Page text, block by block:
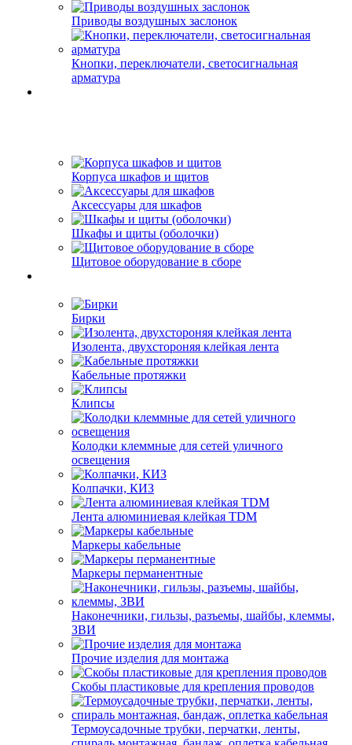
Приводы воздушных заслонок
Кнопки, переключатели, светосигнальная
арматура
Корпуса шкафов и щитов
Аксессуары для шкафов
Шкафы и щиты (оболочки)
Щитовое оборудование в сборе
Бирки
Изолента, двухстороняя клейкая лента
Кабельные протяжки
Клипсы
Колодки клеммные для сетей уличного
освещения
Колпачки, КИЗ
Лента алюминиевая клейкая TDM
Маркеры кабельные
Маркеры перманентные
Наконечники, гильзы, разъемы, шайбы, клеммы,
ЗВИ
Прочие изделия для монтажа
Скобы пластиковые для крепления проводов
Термоусадочные трубки, перчатки, ленты,